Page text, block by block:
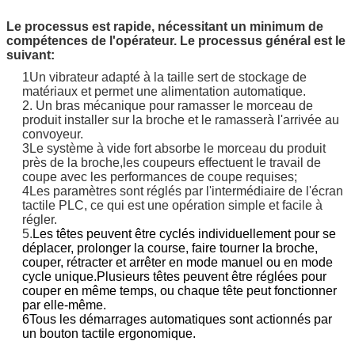
Le processus est rapide, nécessitant un minimum de
compétences de l'opérateur. Le processus général est le
suivant:
1Un vibrateur adapté à la taille sert de stockage de
matériaux et permet une alimentation automatique.
2. Un bras mécanique pour ramasser le morceau de
produit installer sur la broche et le ramasserà l'arrivée au
convoyeur.
3Le système à vide fort absorbe le morceau du produit
près de la broche, les coupeurs effectuent le travail de
coupe avec les performances de coupe requises;
4Les paramètres sont réglés par l'intermédiaire de l'écran
tactile PLC, ce qui est une opération simple et facile à
régler.
5. Les têtes peuvent être cyclés individuellement pour se
déplacer, prolonger la course, faire tourner la broche,
couper, rétracter et arrêter en mode manuel ou en mode
cycle unique.Plusieurs têtes peuvent être réglées pour
couper en même temps, ou chaque tête peut fonctionner
par elle-même.
6Tous les démarrages automatiques sont actionnés par
un bouton tactile ergonomique.